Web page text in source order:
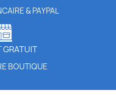
& PAYPAL
GRATUIT
BOUTIQUE